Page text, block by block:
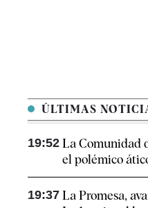
ÚLTIMAS
19:52 La Comunidad
el polémico
19:37 La Promesa,